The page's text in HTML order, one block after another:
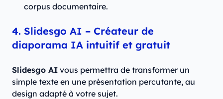
corpus documentaire.
4. Slidesgo AI – Créateur de
diaporama IA intuitif et gratuit
Slidesgo AI vous permettra de transformer un
simple texte en une présentation percutante, au
design adapté à votre sujet.